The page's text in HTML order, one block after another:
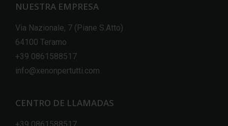
NUESTRA EMPRESA
Via Nazionale, 7 (Piane S.Atto)
64100 Teramo
+39 0861588517
info@xenonpertutti.com
CENTRO DE LLAMADAS